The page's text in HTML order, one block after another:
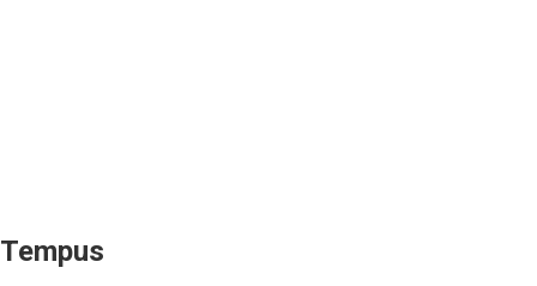
Tempus